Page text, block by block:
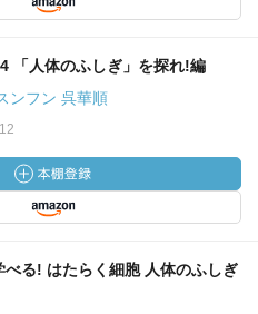
「人体のふしぎ」を探れ!編
ンフン 呉華順
12
べる! はたらく細胞 人体のふしぎ